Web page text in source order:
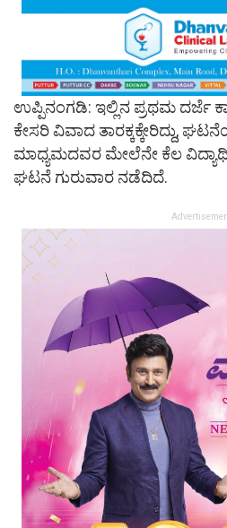
ಉಪ್ಪಿನಂಗಡಿ: ಇಲ್ಲಿನ ಪ್ರಥಮ ದರ್ಜೆ
ಕೇಸರಿ ವಿವಾದ ತಾರಕ್ಕಕ್ಕೇರಿದ್ದು,
ಮಾಧ್ಯಮದವರ ಮೇಲೆನೇ ಕೆಲ
ಘಟನೆ ಗುರುವಾರ ನಡೆದಿದೆ.